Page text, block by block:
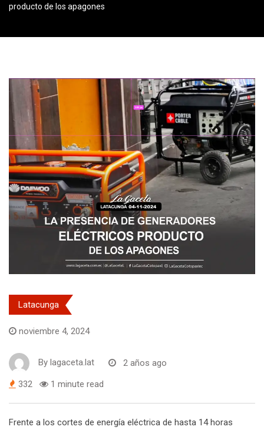
producto de los apagones
Latacunga
noviembre 4, 2024
By lagaceta.lat 2 años ago
332 1 minute read
Frente a los cortes de energía eléctrica de hasta 14 horas